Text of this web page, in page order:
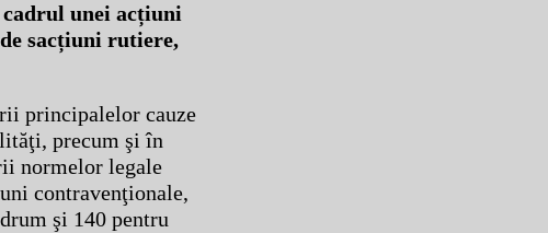
unei acțiuni
sacțiuni rutiere,
principalelor cauze
precum şi în
normelor legale
contravenţionale,
şi 140 pentru